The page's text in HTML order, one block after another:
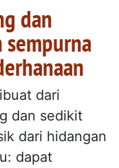
dan
dari
dan sedikit
dari hidangan
dapat